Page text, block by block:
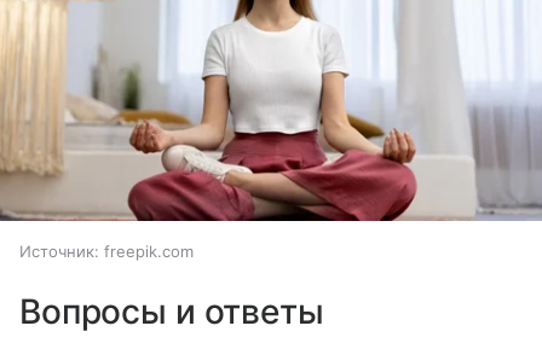
Источник: freepik.com
Вопросы и ответы